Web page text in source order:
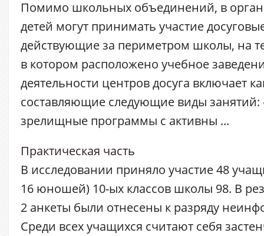
Помимо школьных объединений, в
детей могут принимать участие
действующие за периметром школы, на
в котором расположено учебное
деятельности центров досуга включает
составляющие следующие виды занятий:
зрелищные программы с активны ...
Практическая часть
В исследовании приняло участие 48
16 юношей) 10-ых классов школы 98. В
2 анкеты были отнесены к разряду
Среди всех учащихся считают себя